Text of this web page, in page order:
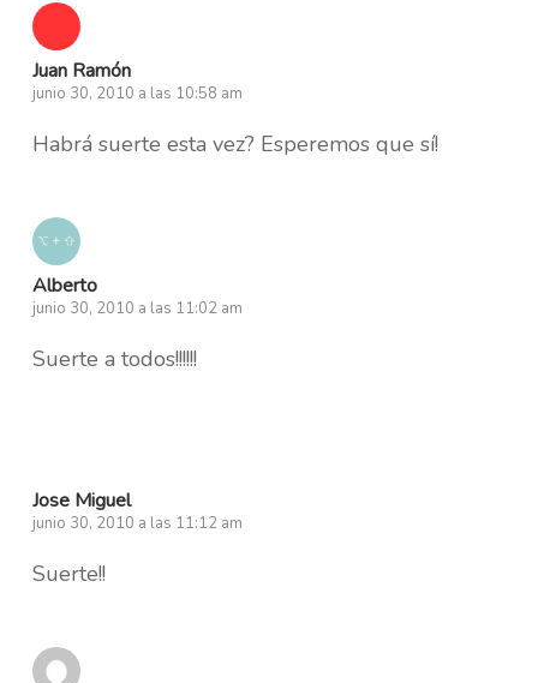
Juan Ramón
junio 30, 2010 a las 10:58 am
Habrá suerte esta vez? Esperemos que sí!
Alberto
junio 30, 2010 a las 11:02 am
Suerte a todos!!!!!!
Jose Miguel
junio 30, 2010 a las 11:12 am
Suerte!!